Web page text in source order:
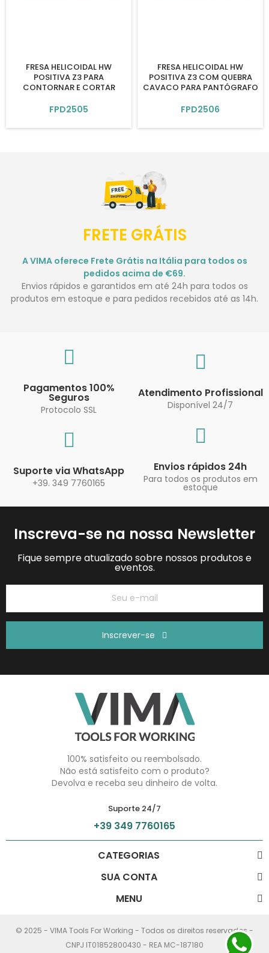
FRESA HELICOIDAL HW
POSITIVA Z3 PARA
CONTORNAR E CORTAR
FPD2505
FRESA HELICOIDAL HW
POSITIVA Z3 COM QUEBRA
CAVACO PARA PANTÓGRAFO
FPD2506
FRETE GRÁTIS
A VIMA oferece Frete Grátis na Itália para todos os
pedidos acima de €69.
Envios rápidos e garantidos em até 24h para todos os
produtos em estoque e para pedidos recebidos até as 14h.
Pagamentos 100%
Seguros
Protocolo SSL
Atendimento Profissional
Disponível 24/7
Suporte via WhatsApp
+39. 349 7760165
Envios rápidos 24h
Para todos os produtos em
estoque
Inscreva-se na nossa Newsletter
Fique sempre atualizado sobre nossos produtos e
eventos.
Inscrever-se
100% satisfeito ou reembolsado.
Não está satisfeito com o produto?
Devolva e receba seu dinheiro de volta.
Suporte 24/7
+39 349 7760165
CATEGORIAS
SUA CONTA
MENU
© 2025 - VIMA Tools For Working - Todos os direitos reservados -
CNPJ IT01852800430 - REA MC-187180